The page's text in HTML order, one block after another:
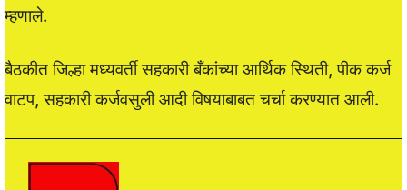
म्हणाले.
बैठकीत जिल्हा मध्यवर्ती सहकारी बँकांच्या आर्थिक स्थिती, पीक कर्ज
वाटप, सहकारी कर्जवसुली आदी विषयाबाबत चर्चा करण्यात आली.